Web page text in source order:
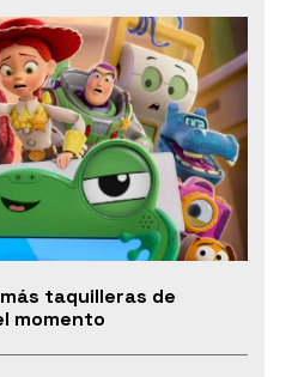
taquilleras de
momento